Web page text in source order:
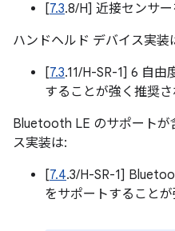
[7.3.8/H] 近接センサー
ハンドヘルド デバイス実装
[7.3.11/H-SR-1] 6 自由
することが強く推奨さ
Bluetooth LE のサポートが
ス実装は:
[7.4.3/H-SR-1]
をサポートすることが